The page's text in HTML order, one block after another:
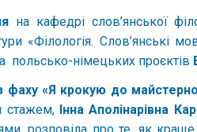
на кафедрі слов’янської
«Філологія. Слов’янські
польсько-німецьких проєктів
фаху «Я крокую до
стажем, Інна Аполінарівна